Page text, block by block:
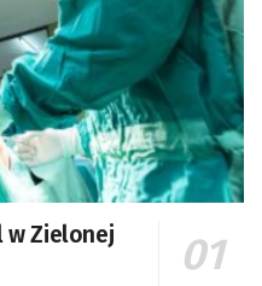
w Zielonej